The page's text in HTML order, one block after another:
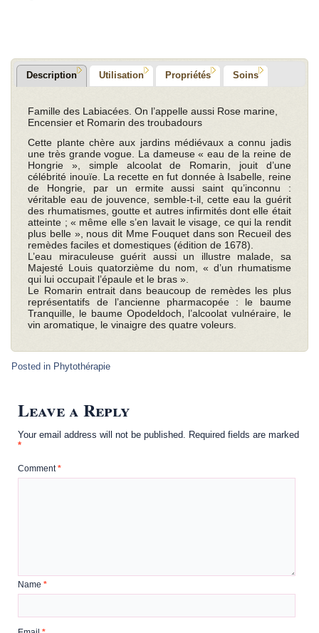
Description Utilisation Propriétés Soins
Famille des Labiacées. On l’appelle aussi Rose marine,
Encensier et Romarin des troubadours
Cette plante chère aux jardins médiévaux a connu jadis
une très grande vogue. La dameuse « eau de la reine de
Hongrie », simple alcoolat de Romarin, jouit d’une
célébrité inouïe. La recette en fut donnée à Isabelle, reine
de Hongrie, par un ermite aussi saint qu’inconnu :
véritable eau de jouvence, semble-t-il, cette eau la guérit
des rhumatismes, goutte et autres infirmités dont elle était
atteinte ; « même elle s’en lavait le visage, ce qui la rendit
plus belle », nous dit Mme Fouquet dans son Recueil des
remèdes faciles et domestiques (édition de 1678).
L’eau miraculeuse guérit aussi un illustre malade, sa
Majesté Louis quatorzième du nom, « d’un rhumatisme
qui lui occupait l’épaule et le bras ».
Le Romarin entrait dans beaucoup de remèdes les plus
représentatifs de l’ancienne pharmacopée : le baume
Tranquille, le baume Opodeldoch, l’alcoolat vulnéraire, le
vin aromatique, le vinaigre des quatre voleurs.
Posted in Phytothérapie
Leave a Reply
Your email address will not be published. Required fields are marked
*
Comment*
Name*